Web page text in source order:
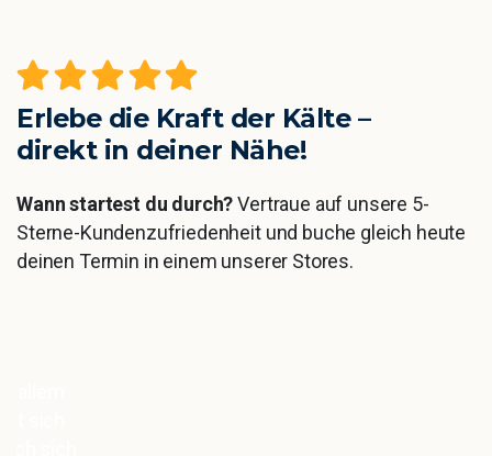
Erlebe die Kraft der Kälte –
direkt in deiner Nähe!
Wann startest du durch?Vertraue auf unsere 5-
Sterne-Kundenzufriedenheit und buche gleich heute
deinen Termin in einem unserer Stores.